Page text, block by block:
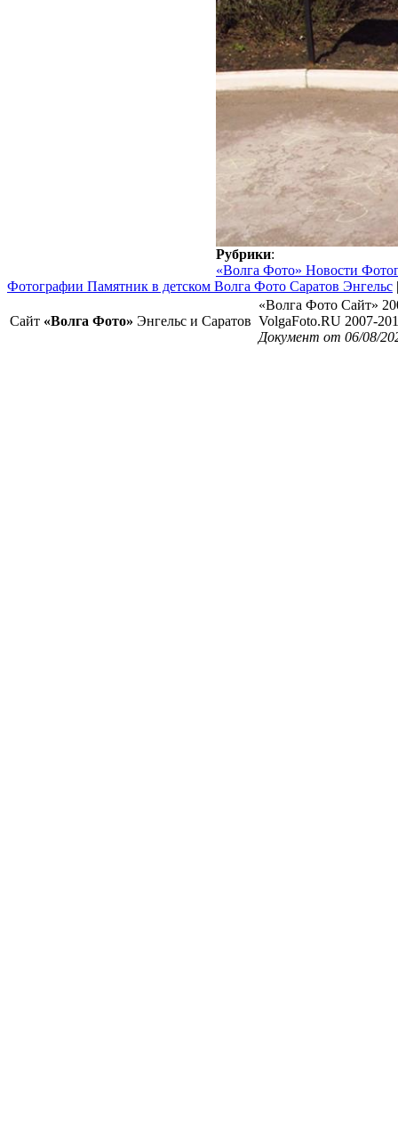
Рубрики:
«Волга Фото» Новости
Фотографии Памятник в детском Волга Фото Саратов Энгельс
Сайт «Волга Фото» Энгельс и Саратов
«Волга Фото Сайт»
VolgaFoto.RU 2007-
Документ от 06/08/